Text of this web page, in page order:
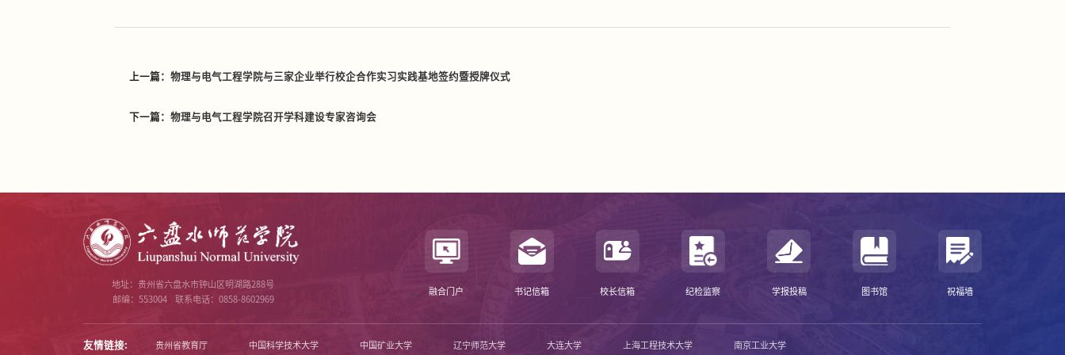
上一篇：物理与电气工程学院与三家企业举行校企合作实习实践基地签约暨授牌仪式
下一篇：物理与电气工程学院召开学科建设专家咨询会
地址：贵州省六盘水市钟山区明湖路288号
邮编：553004
联系电话：0858-8602969
融合门户 书记信箱 校长信箱 纪检监察 学报投稿 图书馆 祝福墙
友情链接: 贵州省教育厅 中国科学技术大学 中国矿业大学 辽宁师范大学 大连大学 上海工程技术大学 南京工业大学